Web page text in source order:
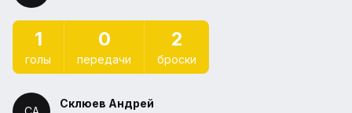
1
голы
0
передачи
2
броски
Склюев Андрей